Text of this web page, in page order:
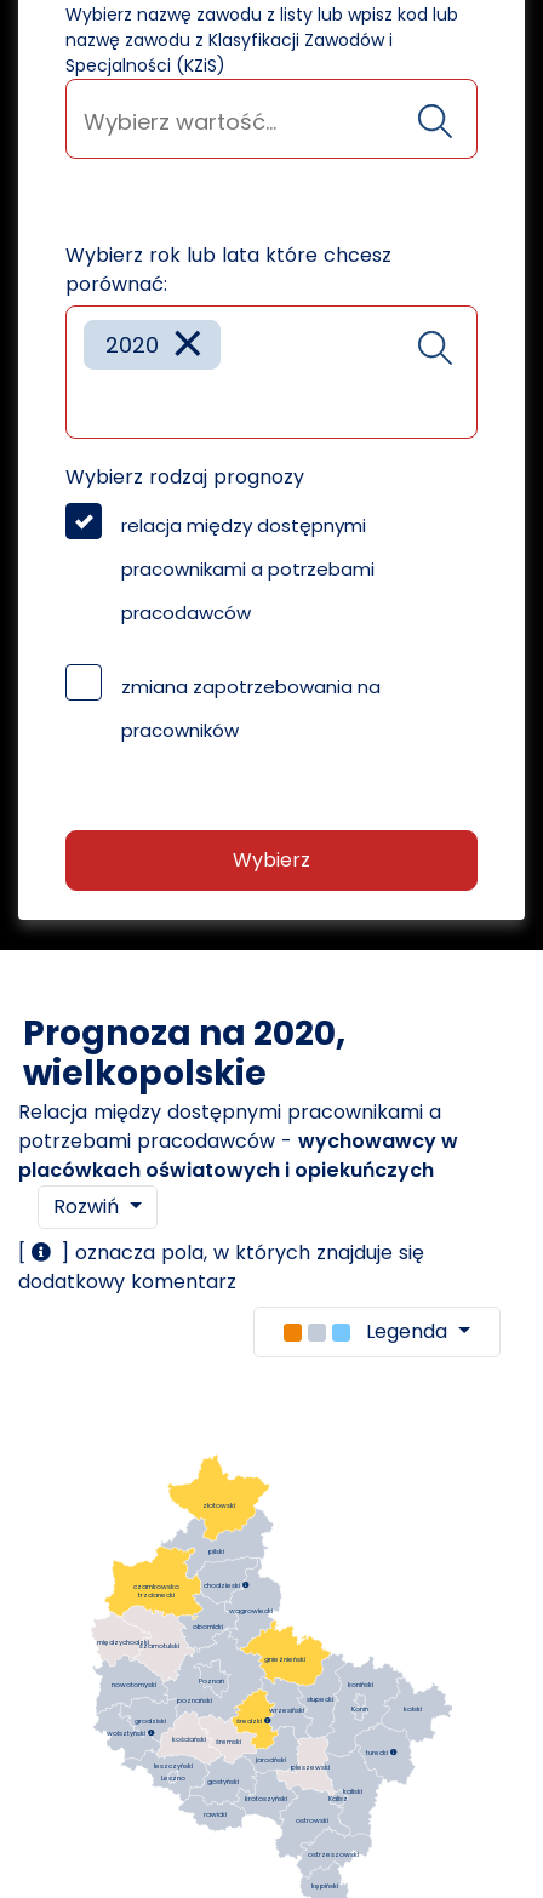
Wybierz nazwę zawodu z listy lub wpisz kod lub
nazwę zawodu z Klasyfikacji Zawodów i
Specjalności (KZiS)
Wybierz rok lub lata które chcesz
porównać:
×
2020
Wybierz rodzaj prognozy
relacja między dostępnymi
pracownikami a potrzebami
pracodawców
zmiana zapotrzebowania na
pracowników
Wybierz
Prognoza na 2020,
wielkopolskie
Relacja między dostępnymi pracownikami a
potrzebami pracodawców - wychowawcy w
placówkach oświatowych i opiekuńczych
Rozwiń
[
] oznacza pola, w których znajduje się
dodatkowy komentarz
Legenda
chodzieski
czarnkowsko
trzcianecki
gnieźnieński
gostyński
grodziski
jarociński
kaliski
kępiński
kolski
koniński
kościański
krotoszyński
leszczyński
międzychodzki
nowotomyski
obornicki
ostrowski
ostrzeszowski
pilski
pleszewski
poznański
rawicki
słupecki
szamotulski
średzki 
śremski
turecki
wągrowiecki
wolsztyński
wrzesiński
złotowski
Kalisz
Konin
Leszno
Poznań